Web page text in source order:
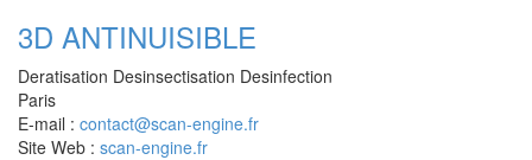
3D ANTINUISIBLE
Deratisation Desinsectisation Desinfection
Paris
E-mail : contact@scan-engine.fr
Site Web : scan-engine.fr